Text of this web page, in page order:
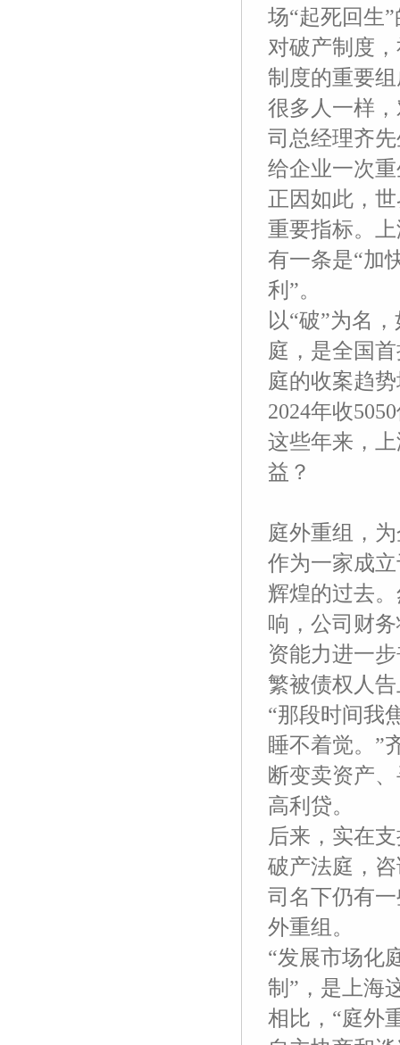
场“起死回生
对破产制度
制度的重要
很多人一样
司总经理齐
给企业一次
正因如此，
重要指标。
有一条是“加
利”。
以“破”为名
庭，是全国
庭的收案趋
2024年收
这些年来，
益？
庭外重组，
作为一家成
辉煌的过去
响，公司财
资能力进一
繁被债权人
“那段时间我
睡不着觉。”
断变卖资产
高利贷。
后来，实在
破产法庭，
司名下仍有
外重组。
“发展市场化
制”，是上海
相比，“庭外